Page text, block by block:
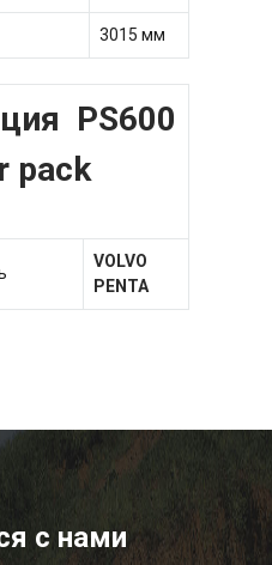
3015 мм
PS600
pack
VOLVO
PENTA
с нами